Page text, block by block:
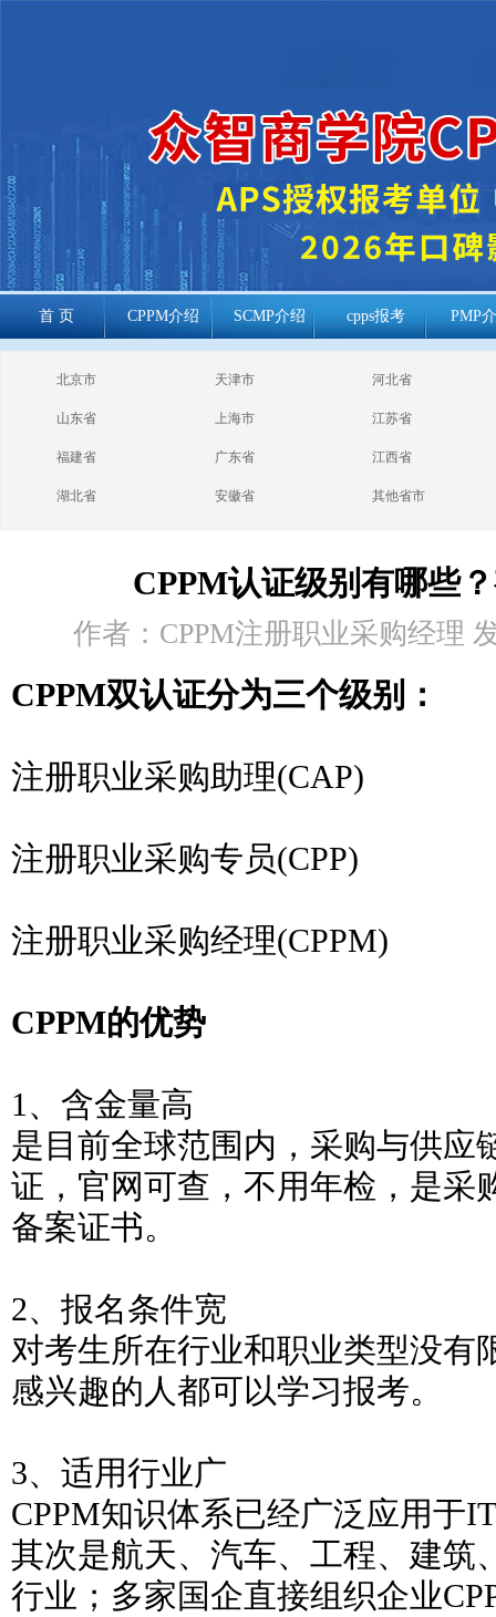
首 页 CPPM介绍 SCMP介绍 cpps报考 PMP
cppm报考常见
问题
北京市 天津市 河北省
山东省 上海市 江苏省
福建省 广东省 江西省
湖北省 安徽省 其他省市
CPPM认证级别有哪些
作者：CPPM注册职业采购经理
CPPM双认证分为三个级别：
注册职业采购助理(CAP)
注册职业采购专员(CPP)
注册职业采购经理(CPPM)
CPPM的优势
1、含金量高
是目前全球范围内，采购与供应
证，官网可查，不用年检，是采
备案证书。
2、报名条件宽
对考生所在行业和职业类型没有
感兴趣的人都可以学习报考。
3、适用行业广
CPPM知识体系已经广泛应用于
其次是航天、汽车、工程、建筑
行业；多家国企直接组织企业